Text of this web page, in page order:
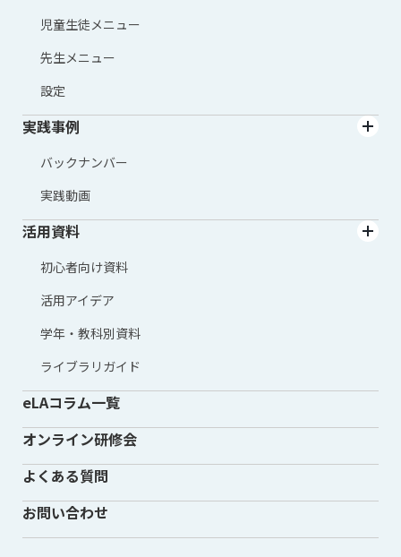
児童生徒メニュー
先生メニュー
設定
実践事例
バックナンバー
実践動画
活用資料
初心者向け資料
活用アイデア
学年・教科別資料
ライブラリガイド
eLAコラム一覧
オンライン研修会
よくある質問
お問い合わせ